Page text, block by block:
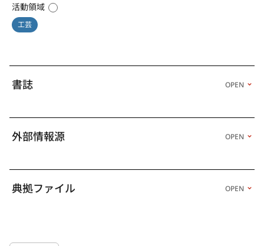
活動領域
工芸
書誌 OPEN
外部情報源 OPEN
典拠ファイル OPEN